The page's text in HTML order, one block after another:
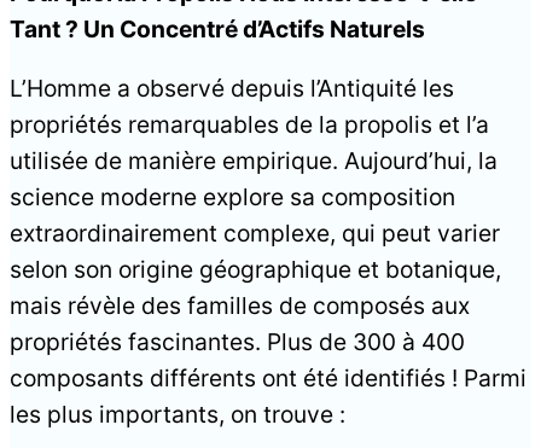
Tant ? Un Concentré d’Actifs Naturels
L’Homme a observé depuis l’Antiquité les
propriétés remarquables de la propolis et l’a
utilisée de manière empirique. Aujourd’hui, la
science moderne explore sa composition
extraordinairement complexe, qui peut varier
selon son origine géographique et botanique,
mais révèle des familles de composés aux
propriétés fascinantes. Plus de 300 à 400
composants différents ont été identifiés ! Parmi
les plus importants, on trouve :